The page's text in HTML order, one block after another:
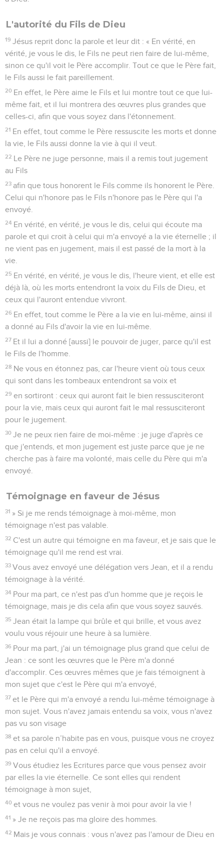
L'autorité du Fils de Dieu
19 Jésus reprit donc la parole et leur dit : « En vérité, en
vérité, je vous le dis, le Fils ne peut rien faire de lui-même,
sinon ce qu'il voit le Père accomplir. Tout ce que le Père fait,
le Fils aussi le fait pareillement.
20 En effet, le Père aime le Fils et lui montre tout ce que lui-
même fait, et il lui montrera des œuvres plus grandes que
celles-ci, afin que vous soyez dans l'étonnement.
21 En effet, tout comme le Père ressuscite les morts et donne
la vie, le Fils aussi donne la vie à qui il veut.
22 Le Père ne juge personne, mais il a remis tout jugement
au Fils
23 afin que tous honorent le Fils comme ils honorent le Père.
Celui qui n'honore pas le Fils n'honore pas le Père qui l'a
envoyé.
24 En vérité, en vérité, je vous le dis, celui qui écoute ma
parole et qui croit à celui qui m'a envoyé a la vie éternelle ; il
ne vient pas en jugement, mais il est passé de la mort à la
vie.
25 En vérité, en vérité, je vous le dis, l'heure vient, et elle est
déjà là, où les morts entendront la voix du Fils de Dieu, et
ceux qui l'auront entendue vivront.
26 En effet, tout comme le Père a la vie en lui-même, ainsi il
a donné au Fils d'avoir la vie en lui-même.
27 Et il lui a donné [aussi] le pouvoir de juger, parce qu'il est
le Fils de l'homme.
28 Ne vous en étonnez pas, car l'heure vient où tous ceux
qui sont dans les tombeaux entendront sa voix et
29 en sortiront : ceux qui auront fait le bien ressusciteront
pour la vie, mais ceux qui auront fait le mal ressusciteront
pour le jugement.
30 Je ne peux rien faire de moi-même : je juge d'après ce
que j'entends, et mon jugement est juste parce que je ne
cherche pas à faire ma volonté, mais celle du Père qui m'a
envoyé.
Témoignage en faveur de Jésus
31 » Si je me rends témoignage à moi-même, mon
témoignage n'est pas valable.
32 C'est un autre qui témoigne en ma faveur, et je sais que le
témoignage qu'il me rend est vrai.
33 Vous avez envoyé une délégation vers Jean, et il a rendu
témoignage à la vérité.
34 Pour ma part, ce n'est pas d'un homme que je reçois le
témoignage, mais je dis cela afin que vous soyez sauvés.
35 Jean était la lampe qui brûle et qui brille, et vous avez
voulu vous réjouir une heure à sa lumière.
36 Pour ma part, j'ai un témoignage plus grand que celui de
Jean : ce sont les œuvres que le Père m'a donné
d'accomplir. Ces œuvres mêmes que je fais témoignent à
mon sujet que c'est le Père qui m'a envoyé,
37 et le Père qui m'a envoyé a rendu lui-même témoignage à
mon sujet. Vous n'avez jamais entendu sa voix, vous n'avez
pas vu son visage
38 et sa parole n’habite pas en vous, puisque vous ne croyez
pas en celui qu'il a envoyé.
39 Vous étudiez les Ecritures parce que vous pensez avoir
par elles la vie éternelle. Ce sont elles qui rendent
témoignage à mon sujet,
40 et vous ne voulez pas venir à moi pour avoir la vie !
41 » Je ne reçois pas ma gloire des hommes.
42 Mais je vous connais : vous n'avez pas l'amour de Dieu en